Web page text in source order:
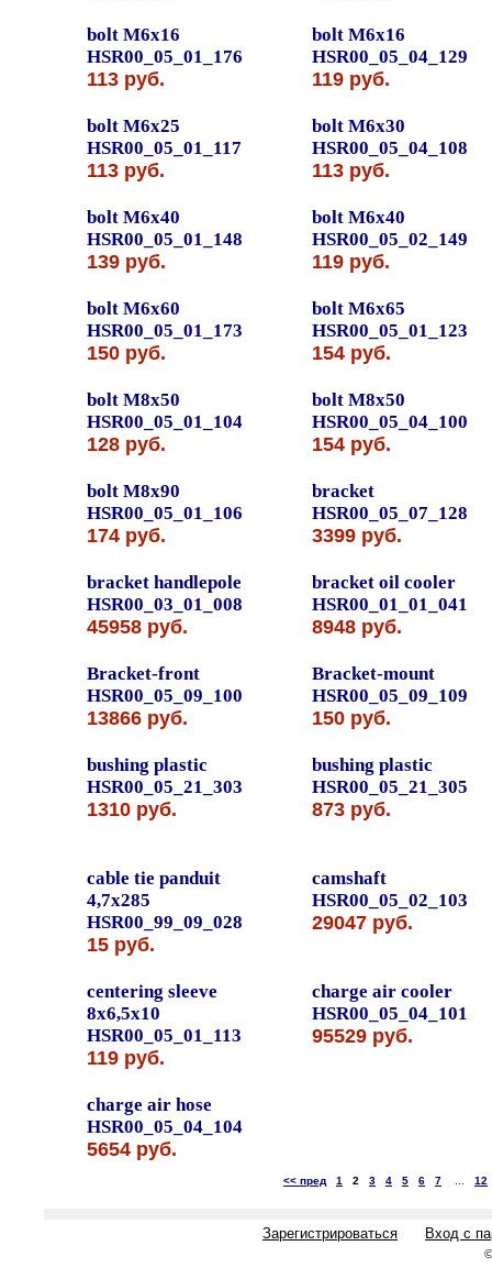
bolt M6x16
HSR00_05_01_176
113 руб.
bolt M6x16
HSR00_05_04_129
119 руб.
bolt M6x25
HSR00_05_01_117
113 руб.
bolt M6x30
HSR00_05_04_108
113 руб.
bolt M6x40
HSR00_05_01_148
139 руб.
bolt M6x40
HSR00_05_02_149
119 руб.
bolt M6x60
HSR00_05_01_173
150 руб.
bolt M6x65
HSR00_05_01_123
154 руб.
bolt M8x50
HSR00_05_01_104
128 руб.
bolt M8x50
HSR00_05_04_100
154 руб.
bolt M8x90
HSR00_05_01_106
174 руб.
bracket
HSR00_05_07_128
3399 руб.
bracket handlepole
HSR00_03_01_008
45958 руб.
bracket oil cooler
HSR00_01_01_041
8948 руб.
Bracket-front
HSR00_05_09_100
13866 руб.
Bracket-mount
HSR00_05_09_109
150 руб.
bushing plastic
HSR00_05_21_303
1310 руб.
bushing plastic
HSR00_05_21_305
873 руб.
cable tie panduit
4,7x285
HSR00_99_09_028
15 руб.
camshaft
HSR00_05_02_103
29047 руб.
centering sleeve
8x6,5x10
HSR00_05_01_113
119 руб.
charge air cooler
HSR00_05_04_101
95529 руб.
charge air hose
HSR00_05_04_104
5654 руб.
<< пред 1 2 3 4 5 6 7 12
Зарегистрироваться Вход с